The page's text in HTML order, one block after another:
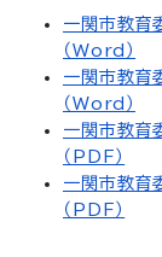
一関市教育
（Word）
一関市教育
（Word）
一関市教育
（PDF）
一関市教育
（PDF）